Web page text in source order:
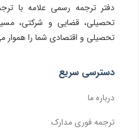
دفتر ترجمه رسمی علامه با
تحصیلی، قضایی و شرکتی،
تحصیلی و اقتصادی شما را هموار
دسترسی سریع
درباره ما
ترجمه فوری مدارک